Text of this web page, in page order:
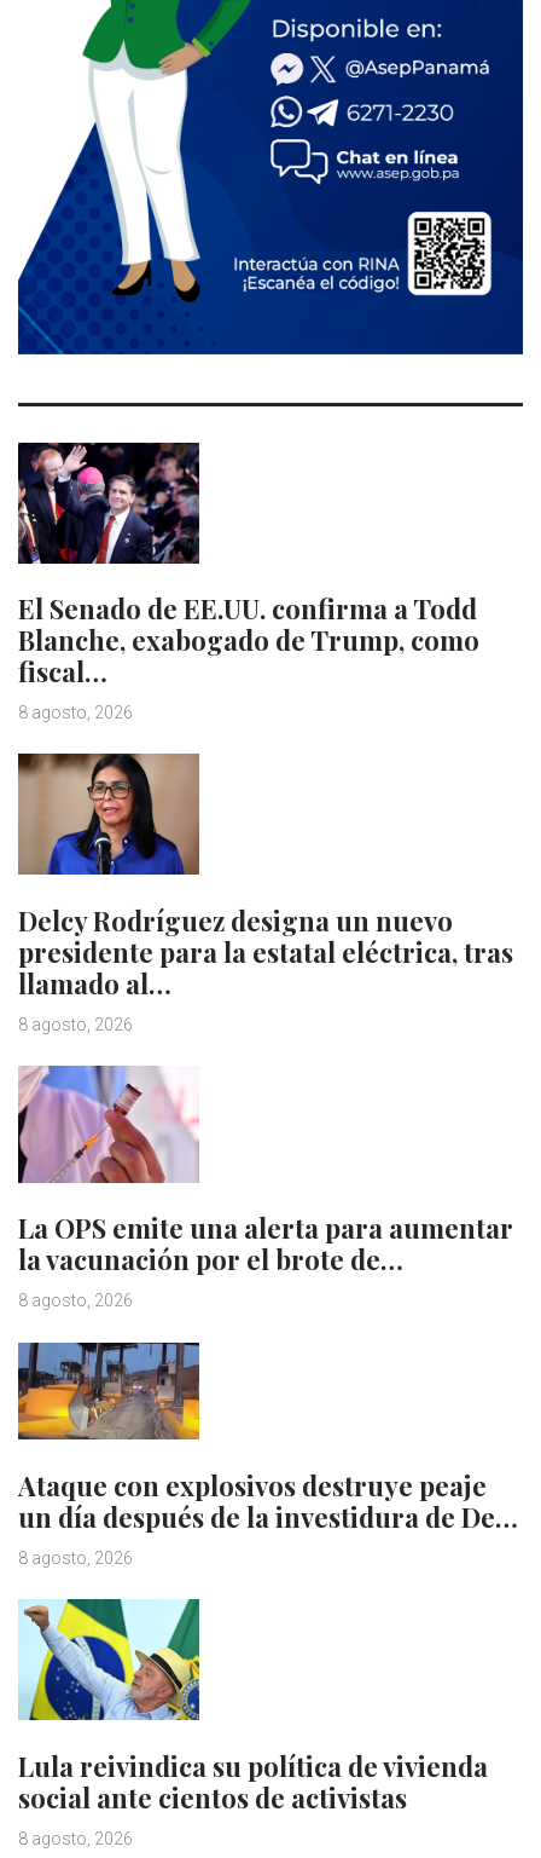
El Senado de EE.UU. confirma a Todd
Blanche, exabogado de Trump, como
fiscal…
8 agosto, 2026
Delcy Rodríguez designa un nuevo
presidente para la estatal eléctrica, tras
llamado al…
8 agosto, 2026
La OPS emite una alerta para aumentar
la vacunación por el brote de…
8 agosto, 2026
Ataque con explosivos destruye peaje
un día después de la investidura de De…
8 agosto, 2026
Lula reivindica su política de vivienda
social ante cientos de activistas
8 agosto, 2026